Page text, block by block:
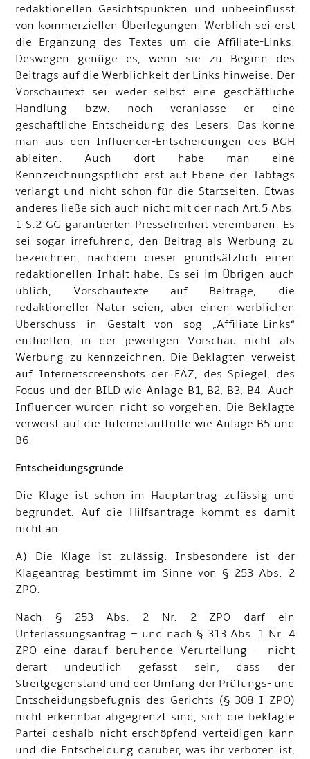
redaktionellen Gesichtspunkten und unbeeinflusst
von kommerziellen Überlegungen. Werblich sei erst
die Ergänzung des Textes um die Affiliate-Links.
Deswegen genüge es, wenn sie zu Beginn des
Beitrags auf die Werblichkeit der Links hinweise. Der
Vorschautext sei weder selbst eine geschäftliche
Handlung bzw. noch veranlasse er eine
geschäftliche Entscheidung des Lesers. Das könne
man aus den Influencer-Entscheidungen des BGH
ableiten. Auch dort habe man eine
Kennzeichnungspflicht erst auf Ebene der Tabtags
verlangt und nicht schon für die Startseiten. Etwas
anderes ließe sich auch nicht mit der nach Art.5 Abs.
1 S.2 GG garantierten Pressefreiheit vereinbaren. Es
sei sogar irreführend, den Beitrag als Werbung zu
bezeichnen, nachdem dieser grundsätzlich einen
redaktionellen Inhalt habe. Es sei im Übrigen auch
üblich, Vorschautexte auf Beiträge, die
redaktioneller Natur seien, aber einen werblichen
Überschuss in Gestalt von sog „Affiliate-Links“
enthielten, in der jeweiligen Vorschau nicht als
Werbung zu kennzeichnen. Die Beklagten verweist
auf Internetscreenshots der FAZ, des Spiegel, des
Focus und der BILD wie Anlage B1, B2, B3, B4. Auch
Influencer würden nicht so vorgehen. Die Beklagte
verweist auf die Internetauftritte wie Anlage B5 und
B6.
Entscheidungsgründe
Die Klage ist schon im Hauptantrag zulässig und
begründet. Auf die Hilfsanträge kommt es damit
nicht an.
A) Die Klage ist zulässig. Insbesondere ist der
Klageantrag bestimmt im Sinne von § 253 Abs. 2
ZPO.
Nach § 253 Abs. 2 Nr. 2 ZPO darf ein
Unterlassungsantrag – und nach § 313 Abs. 1 Nr. 4
ZPO eine darauf beruhende Verurteilung – nicht
derart undeutlich gefasst sein, dass der
Streitgegenstand und der Umfang der Prüfungs- und
Entscheidungsbefugnis des Gerichts (§ 308 I ZPO)
nicht erkennbar abgegrenzt sind, sich die beklagte
Partei deshalb nicht erschöpfend verteidigen kann
und die Entscheidung darüber, was ihr verboten ist,